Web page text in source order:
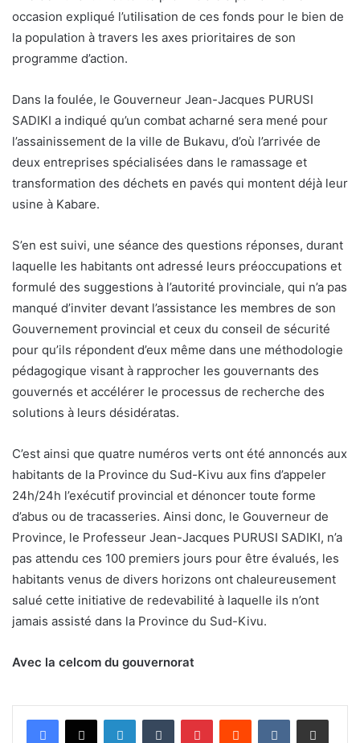
occasion expliqué l’utilisation de ces fonds pour le bien de
la population à travers les axes prioritaires de son
programme d’action.
Dans la foulée, le Gouverneur Jean-Jacques PURUSI
SADIKI a indiqué qu’un combat acharné sera mené pour
l’assainissement de la ville de Bukavu, d’où l’arrivée de
deux entreprises spécialisées dans le ramassage et
transformation des déchets en pavés qui montent déjà leur
usine à Kabare.
S’en est suivi, une séance des questions réponses, durant
laquelle les habitants ont adressé leurs préoccupations et
formulé des suggestions à l’autorité provinciale, qui n’a pas
manqué d’inviter devant l’assistance les membres de son
Gouvernement provincial et ceux du conseil de sécurité
pour qu’ils répondent d’eux même dans une méthodologie
pédagogique visant à rapprocher les gouvernants des
gouvernés et accélérer le processus de recherche des
solutions à leurs désidératas.
C’est ainsi que quatre numéros verts ont été annoncés aux
habitants de la Province du Sud-Kivu aux fins d’appeler
24h/24h l’exécutif provincial et dénoncer toute forme
d’abus ou de tracasseries. Ainsi donc, le Gouverneur de
Province, le Professeur Jean-Jacques PURUSI SADIKI, n’a
pas attendu ces 100 premiers jours pour être évalués, les
habitants venus de divers horizons ont chaleureusement
salué cette initiative de redevabilité à laquelle ils n’ont
jamais assisté dans la Province du Sud-Kivu.
Avec la celcom du gouvernorat